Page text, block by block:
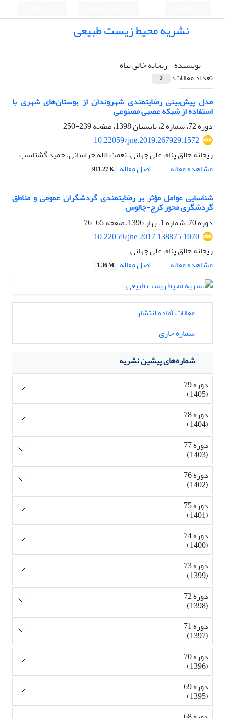
نشریه محیط زیست طبیعی
نویسنده =ریحانه خالق پناه
تعداد مقالات:
2
مدل پیش‌بینی رضایتمندی شهروندان از بوستان‌های شهری با
استفاده از شبکه عصبی مصنوعی
دوره 72، شماره 2، تابستان 1398، صفحه
239-250
10.22059/jne.2019.267929.1572
ریحانه خالق پناه، علی جهانی، نعمت الله خراسانی، حمید گشتاسب
مشاهده مقاله
اصل مقاله 911.27 K
شناسایی عوامل مؤثر بر رضایتمندی گردشگران عمومی و مناطق
گردشگری محور کرج-چالوس
دوره 70، شماره 1، بهار 1396، صفحه
65-76
10.22059/jne.2017.138875.1070
ریحانه خالق پناه، علی جهانی
مشاهده مقاله
اصل مقاله 1.36 M
مقالات آماده انتشار
شماره جاری
شماره‌های پیشین نشریه
دوره 79
(1405)
دوره 78
(1404)
دوره 77
(1403)
دوره 76
(1402)
دوره 75
(1401)
دوره 74
(1400)
دوره 73
(1399)
دوره 72
(1398)
دوره 71
(1397)
دوره 70
(1396)
دوره 69
(1395)